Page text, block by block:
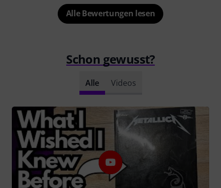
Alle Bewertungen lesen
Schon gewusst?
Alle Videos